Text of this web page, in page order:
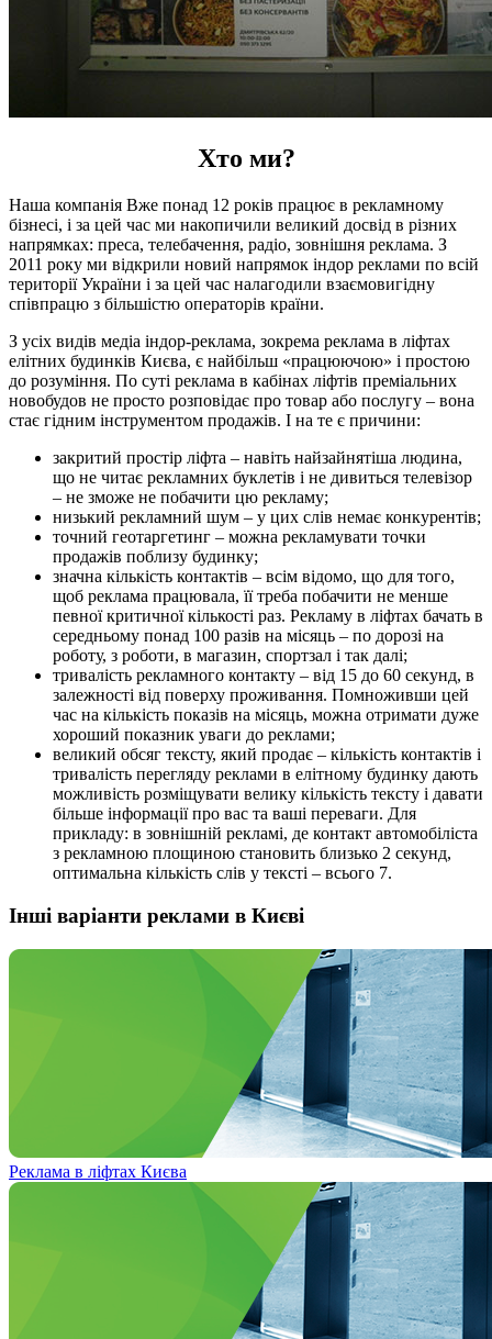
Хто ми?
Наша компанія Вже понад 12 років працює в рекламному
бізнесі, і за цей час ми накопичили великий досвід в різних
напрямках: преса, телебачення, радіо, зовнішня реклама. З
2011 року ми відкрили новий напрямок індор реклами по всій
території України і за цей час налагодили взаємовигідну
співпрацю з більшістю операторів країни.
З усіх видів медіа індор-реклама, зокрема реклама в ліфтах
елітних будинків Києва, є найбільш «працюючою» і простою
до розуміння. По суті реклама в кабінах ліфтів преміальних
новобудов не просто розповідає про товар або послугу – вона
стає гідним інструментом продажів. І на те є причини:
закритий простір ліфта – навіть найзайнятіша людина,
що не читає рекламних буклетів і не дивиться телевізор
– не зможе не побачити цю рекламу;
низький рекламний шум – у цих слів немає конкурентів;
точний геотаргетинг – можна рекламувати точки
продажів поблизу будинку;
значна кількість контактів – всім відомо, що для того,
щоб реклама працювала, її треба побачити не менше
певної критичної кількості раз. Рекламу в ліфтах бачать в
середньому понад 100 разів на місяць – по дорозі на
роботу, з роботи, в магазин, спортзал і так далі;
тривалість рекламного контакту – від 15 до 60 секунд, в
залежності від поверху проживання. Помноживши цей
час на кількість показів на місяць, можна отримати дуже
хороший показник уваги до реклами;
великий обсяг тексту, який продає – кількість контактів і
тривалість перегляду реклами в елітному будинку дають
можливість розміщувати велику кількість тексту і давати
більше інформації про вас та ваші переваги. Для
прикладу: в зовнішній рекламі, де контакт автомобіліста
з рекламною площиною становить близько 2 секунд,
оптимальна кількість слів у тексті – всього 7.
Інші варіанти реклами в Києві
Реклама в ліфтах Києва